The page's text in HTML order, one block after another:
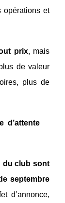
opérations et
prix, mais
de valeur
plus de
d’attente
du club sont
septembre
d’annonce,